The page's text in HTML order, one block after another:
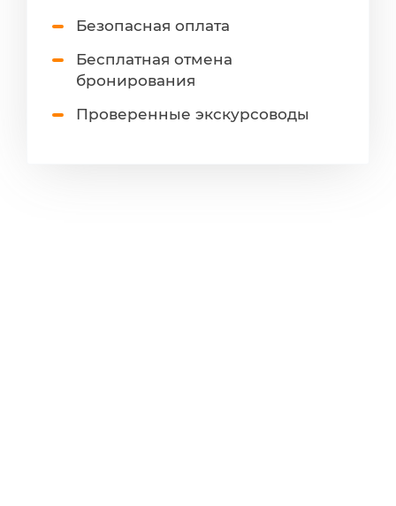
Безопасная оплата
Бесплатная отмена
бронирования
Проверенные экскурсоводы